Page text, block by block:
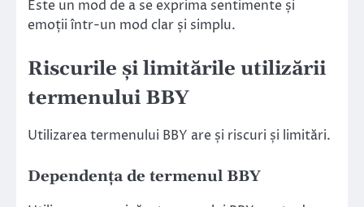
Este un mod de a se exprima sentimente și
emoții într-un mod clar și simplu.
Riscurile și limitările utilizării
termenului BBY
Utilizarea termenului BBY are și riscuri și limitări.
Dependența de termenul BBY